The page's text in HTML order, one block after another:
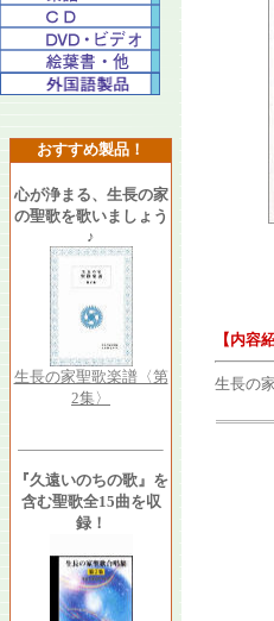
おすすめ製品！
心が浄まる、生長の家
の聖歌を歌いましょう
♪
生長の家聖歌楽譜〈第
2集〉
『久遠いのちの歌』を
含む聖歌全15曲を収
録！
【内容
生長の